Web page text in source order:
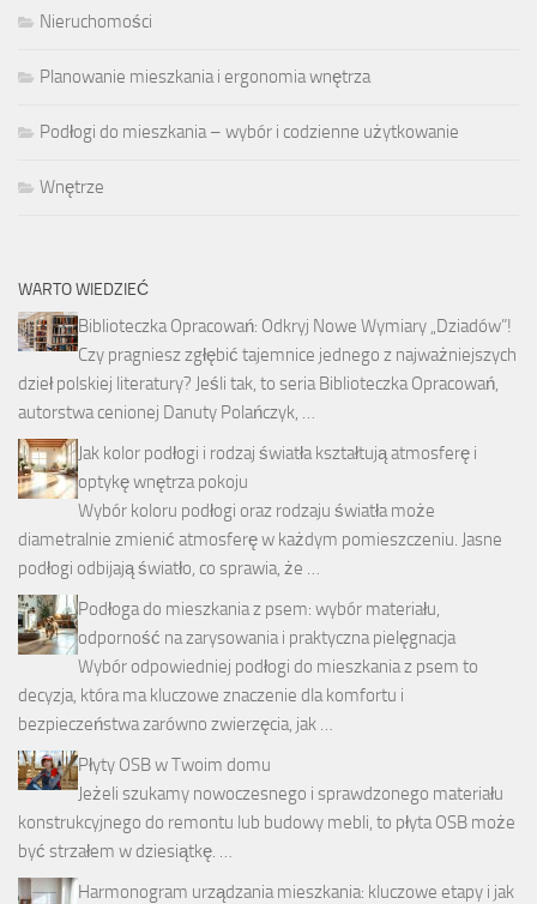
Nieruchomości
Planowanie mieszkania i ergonomia wnętrza
Podłogi do mieszkania – wybór i codzienne użytkowanie
Wnętrze
WARTO WIEDZIEĆ
Biblioteczka Opracowań: Odkryj Nowe Wymiary „Dziadów”!
Czy pragniesz zgłębić tajemnice jednego z najważniejszych
dzieł polskiej literatury? Jeśli tak, to seria Biblioteczka Opracowań,
autorstwa cenionej Danuty Polańczyk, …
Jak kolor podłogi i rodzaj światła kształtują atmosferę i
optykę wnętrza pokoju
Wybór koloru podłogi oraz rodzaju światła może
diametralnie zmienić atmosferę w każdym pomieszczeniu. Jasne
podłogi odbijają światło, co sprawia, że …
Podłoga do mieszkania z psem: wybór materiału,
odporność na zarysowania i praktyczna pielęgnacja
Wybór odpowiedniej podłogi do mieszkania z psem to
decyzja, która ma kluczowe znaczenie dla komfortu i
bezpieczeństwa zarówno zwierzęcia, jak …
Płyty OSB w Twoim domu
Jeżeli szukamy nowoczesnego i sprawdzonego materiału
konstrukcyjnego do remontu lub budowy mebli, to płyta OSB może
być strzałem w dziesiątkę. …
Harmonogram urządzania mieszkania: kluczowe etapy i jak